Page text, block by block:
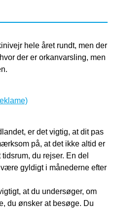
hele året rundt, men der
der er orkanvarsling, men
er det vigtig, at dit pas
på, at det ikke altid er
du rejser. En del
gyldigt i månederne efter
at du undersøger, om
du ønsker at besøge. Du